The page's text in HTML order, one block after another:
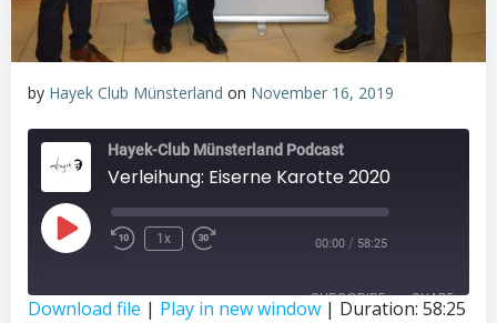
by Hayek Club Münsterland on November 16, 2019
Hayek-Club Münsterland Podcast
Verleihung: Eiserne Karotte 2020
Play
Episode
1x 00:00 / 58:25
SUBSCRIBE SHARE
Download file | Play in new window | Duration: 58:25